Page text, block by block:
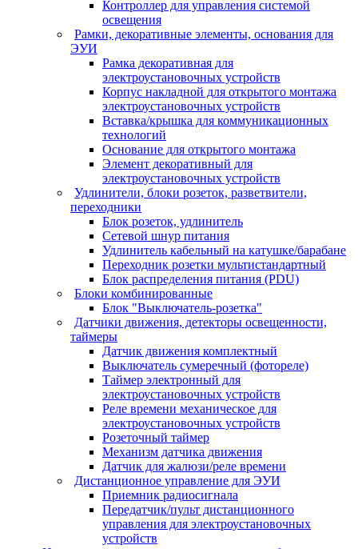
Контроллер для управления системой
освещения
Рамки, декоративные элементы, основания для
ЭУИ
Рамка декоративная для
электроустановочных устройств
Корпус накладной для открытого монтажа
электроустановочных устройств
Вставка/крышка для коммуникационных
технологий
Основание для открытого монтажа
Элемент декоративный для
электроустановочных устройств
Удлинители, блоки розеток, разветвители,
переходники
Блок розеток, удлинитель
Сетевой шнур питания
Удлинитель кабельный на катушке/барабане
Переходник розетки мультистандартный
Блок распределения питания (PDU)
Блоки комбинированные
Блок "Выключатель-розетка"
Датчики движения, детекторы освещенности,
таймеры
Датчик движения комплектный
Выключатель сумеречный (фотореле)
Таймер электронный для
электроустановочных устройств
Реле времени механическое для
электроустановочных устройств
Розеточный таймер
Механизм датчика движения
Датчик для жалюзи/реле времени
Дистанционное управление для ЭУИ
Приемник радиосигнала
Передатчик/пульт дистанционного
управления для электроустановочных
устройств